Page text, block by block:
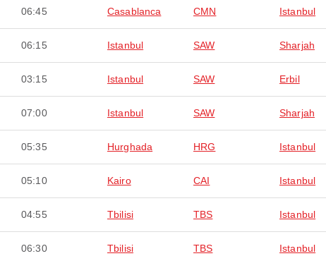
06:45 Casablanca CMN Istanbul
06:15 Istanbul SAW Sharjah
03:15 Istanbul SAW Erbil
07:00 Istanbul SAW Sharjah
05:35 Hurghada HRG Istanbul
05:10 Kairo CAI Istanbul
04:55 Tbilisi TBS Istanbul
06:30 Tbilisi TBS Istanbul